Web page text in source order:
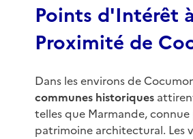
Points d'Intérêt à
Proximité de
Dans les environs de
communes historiques
telles que Marmande, connue
patrimoine architectural. Les